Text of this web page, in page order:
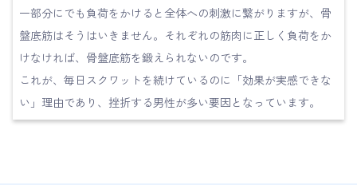
一部分にでも負荷をかけると全体への刺激に繋がりますが、骨
盤底筋はそうはいきません。それぞれの筋肉に正しく負荷をか
けなければ、骨盤底筋を鍛えられないのです。
これが、毎日スクワットを続けているのに「効果が実感できな
い」理由であり、挫折する男性が多い要因となっています。